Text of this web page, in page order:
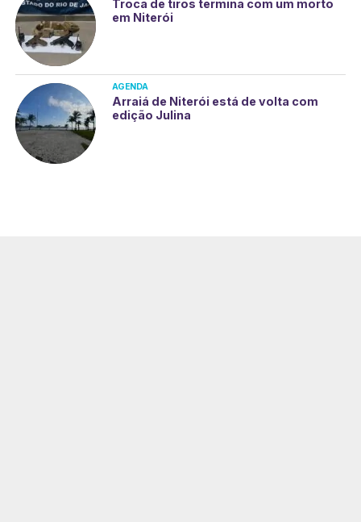
Troca de tiros termina com um morto
em Niterói
AGENDA
Arraiá de Niterói está de volta com
edição Julina